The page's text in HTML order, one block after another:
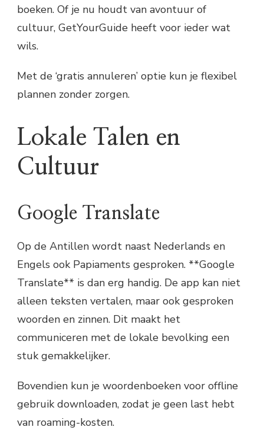
boeken. Of je nu houdt van avontuur of
cultuur, GetYourGuide heeft voor ieder wat
wils.
Met de ‘gratis annuleren’ optie kun je flexibel
plannen zonder zorgen.
Lokale Talen en
Cultuur
Google Translate
Op de Antillen wordt naast Nederlands en
Engels ook Papiaments gesproken. **Google
Translate** is dan erg handig. De app kan niet
alleen teksten vertalen, maar ook gesproken
woorden en zinnen. Dit maakt het
communiceren met de lokale bevolking een
stuk gemakkelijker.
Bovendien kun je woordenboeken voor offline
gebruik downloaden, zodat je geen last hebt
van roaming-kosten.